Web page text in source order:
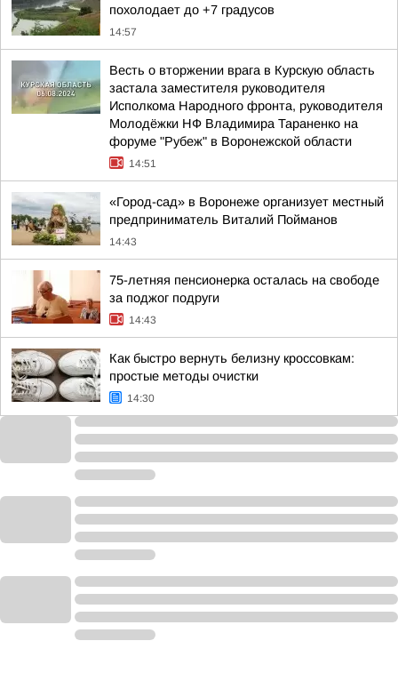
похолодает до +7 градусов
14:57
Весть о вторжении врага в Курскую область
застала заместителя руководителя
Исполкома Народного фронта, руководителя
Молодёжки НФ Владимира Тараненко на
форуме "Рубеж" в Воронежской области
14:51
«Город-сад» в Воронеже организует местный
предприниматель Виталий Пойманов
14:43
75-летняя пенсионерка осталась на свободе
за поджог подруги
14:43
Как быстро вернуть белизну кроссовкам:
простые методы очистки
14:30